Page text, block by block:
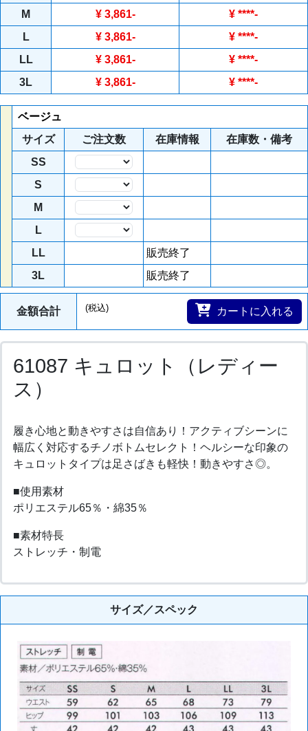
M ¥ 3,861- ¥ ****-
L
¥ 3,861- ¥ ****-
LL
¥ 3,861- ¥ ****-
3L
¥ 3,861- ¥ ****-
ベージュ
サイズ
ご注文数 在庫情報
在庫数・備考
SS
S
M
L
LL
販売終了
3L
販売終了
金額合計 (税込) カートに入れる
61087 キュロット（レディー
ス）
履き心地と動きやすさは自信あり！アクティブシーンに
幅広く対応するチノボトムセレクト！ヘルシーな印象の
キュロットタイプは足さばきも軽快！動きやすさ◎。
■使用素材
ポリエステル65％・綿35％
■素材特長
ストレッチ・制電
サイズ／スペック